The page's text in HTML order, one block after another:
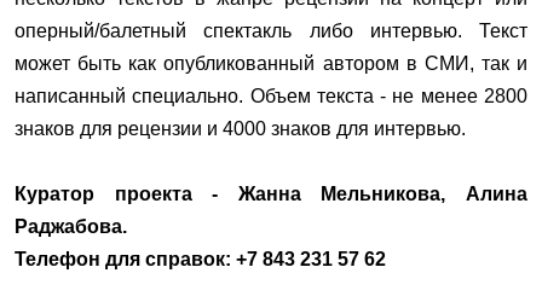
оперный/балетный спектакль либо интервью. Текст
может быть как опубликованный автором в СМИ, так и
написанный специально. Объем текста - не менее 2800
знаков для рецензии и 4000 знаков для интервью.
Куратор проекта - Жанна Мельникова, Алина
Раджабова.
Телефон для справок: +7 843 231 57 62